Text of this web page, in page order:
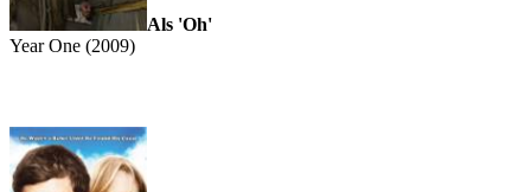
Als 'Oh'
Year One (2009)